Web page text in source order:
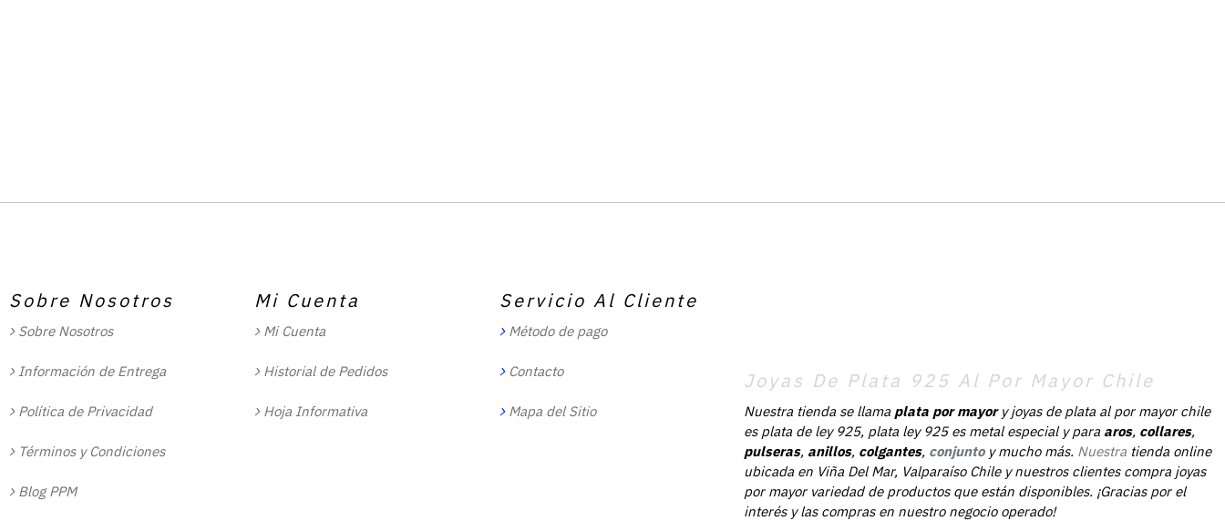
Sobre Nosotros
Sobre Nosotros
Información de Entrega
Política de Privacidad
Términos y Condiciones
Blog PPM
Mi Cuenta
Mi Cuenta
Historial de Pedidos
Hoja Informativa
Servicio Al Cliente
Método de pago
Contacto
Mapa del Sitio
Joyas De Plata 925 Al Por Mayor Chile
Nuestra tienda se llama plata por mayory joyas de plata al por mayor chile
es plata de ley 925, plata ley 925 es metal especial y para aros, collares,
pulseras, anillos, colgantes, conjunto y mucho más. Nuestra tienda online
ubicada en Viña Del Mar, Valparaíso Chile y nuestros clientes compra joyas
por mayor variedad de productos que están disponibles. ¡Gracias por el
interés y las compras en nuestro negocio operado!